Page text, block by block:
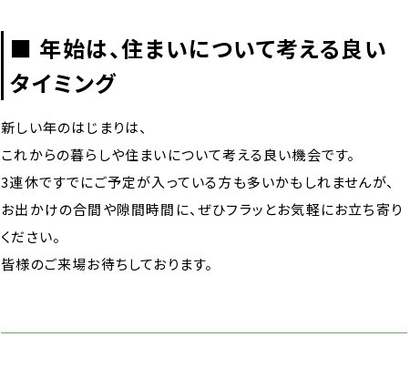
■ 年始は、住まいについて考える良い
タイミング
新しい年のはじまりは、
これからの暮らしや住まいについて考える良い機会です。
3連休ですでにご予定が入っている方も多いかもしれませんが、
お出かけの合間や隙間時間に、ぜひフラッとお気軽にお立ち寄り
ください。
皆様のご来場お待ちしております。